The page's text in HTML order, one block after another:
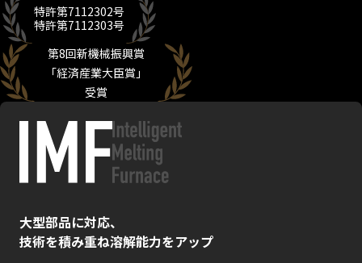
特許第7112302号
特許第7112303号
第8回新機械振興賞
「経済産業大臣賞」
受賞
大型部品に対応、
技術を積み重ね溶解能力をアップ